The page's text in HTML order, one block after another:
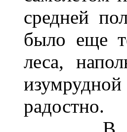
средней
было еще
леса,
радостно.